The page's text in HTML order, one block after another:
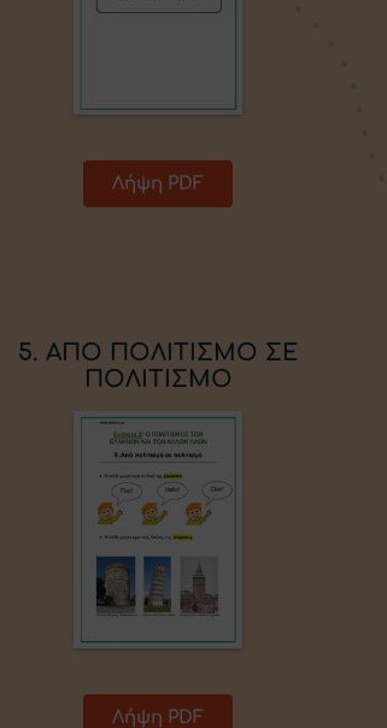
Λήψη PDF
5. ΑΠΟ ΠΟΛΙΤΙΣΜΟ ΣΕ
ΠΟΛΙΤΙΣΜΟ
Λήψη PDF